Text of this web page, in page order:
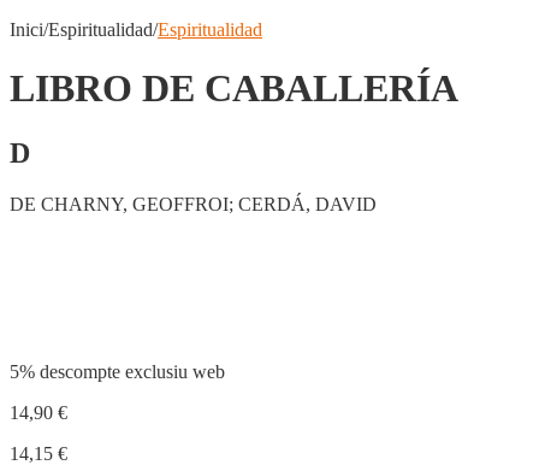
Inici/Espiritualidad/Espiritualidad
LIBRO DE CABALLERÍA
D
DE CHARNY, GEOFFROI; CERDÁ, DAVID
5% descompte exclusiu web
14,90 €
14,15 €